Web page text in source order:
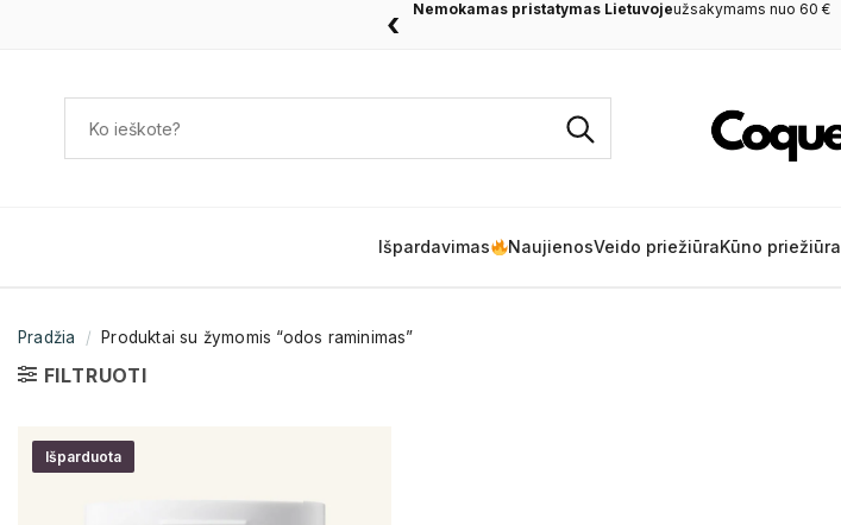
‹ Nemokamas pristatymas Lietuvojeužsakymams nuo 60 €
Išpardavimas NaujienosVeido priežiūraKūno priežiūra
Pradžia / Produktai su žymomis “odos raminimas”
FILTRUOTI
Išparduota